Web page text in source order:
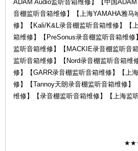
ADAM Audio监听音箱维修】【中国
音棚监听音箱维修】【上海YAMAHA雅
修】【Kali/K&L录音棚监听音箱维修】【
箱维修】【PreSonus录音棚监听音箱维
监听音箱维修】【MACKIE录音棚监听音
监听音箱维修】【Nord录音棚监听音箱维
修】【GARR录音棚监听音箱维修】【上
修】【Tannoy天朗录音棚监听音箱维修
维修】【录音棚监听音箱维修】【上海监